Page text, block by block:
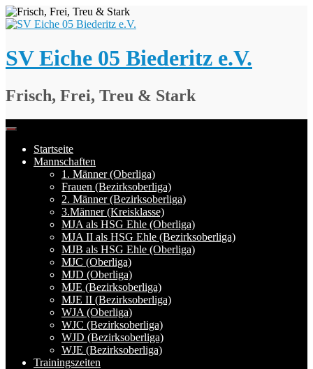
Springe
zum
SV Eiche 05 Biederitz e.V.
Frisch, Frei, Treu & Stark
Startseite
Mannschaften
1. Männer (Oberliga)
Frauen (Bezirksoberliga)
2. Männer (Bezirksoberliga)
3.Männer (Kreisklasse)
MJA als HSG Ehle (Oberliga)
MJA II als HSG Ehle (Bezirksoberliga)
MJB als HSG Ehle (Oberliga)
MJC (Oberliga)
MJD (Oberliga)
MJE (Bezirksoberliga)
MJE II (Bezirksoberliga)
WJA (Oberliga)
WJC (Bezirksoberliga)
WJD (Bezirksoberliga)
WJE (Bezirksoberliga)
Trainingszeiten